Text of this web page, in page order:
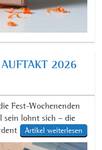
2026
Fest-Wochenenden
sein lohnt sich – die
einheizen
April – Zruck zu
Artikel weiterlesen